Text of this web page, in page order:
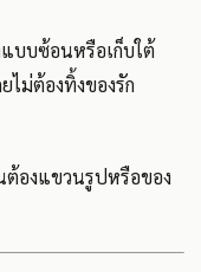
แบบซ้อนหรือเก็บใต้
ไม่ต้องทิ้งของรัก
ต้องแขวนรูปหรือของ